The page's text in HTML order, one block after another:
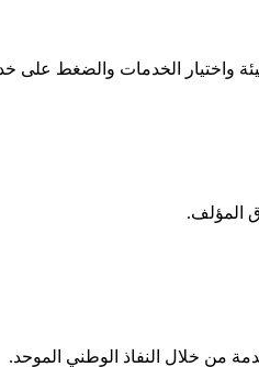
واختيار الخدمات والضغط على
المؤلف.
من خلال النفاذ الوطني الموحد.